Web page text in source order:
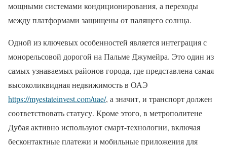
мощными системами кондиционирования, а переходы
между платформами защищены от палящего солнца.
Одной из ключевых особенностей является интеграция с
монорельсовой дорогой на Пальме Джумейра. Это один из
самых узнаваемых районов города, где представлена самая
высоколиквидная недвижимость в ОАЭ
https://myestateinvest.com/uae/, а значит, и транспорт должен
соответствовать статусу. Кроме этого, в метрополитене
Дубая активно используют смарт-технологии, включая
бесконтактные платежи и мобильные приложения для